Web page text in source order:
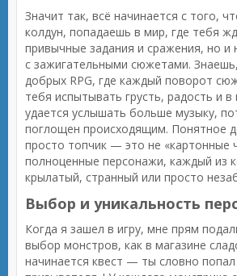
Значит так, всё начинается с того,
колдун, попадаешь в мир, где тебя
привычные задания и сражения, но и
с зажигательными сюжетами.
добрых RPG, где каждый поворот
тебя испытывать грусть, радость и
удается услышать больше музыку,
поглощен происходящим. Понятное
просто топчик — это не «картонные
полноценные персонажи, каждый из
крылатый, странный или просто
Выбор и уникальность
Когда я зашел в игру, мне прям
выбор монстров, как в магазине
начинается квест — ты словно